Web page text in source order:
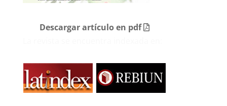
Descargar artículo en pdf